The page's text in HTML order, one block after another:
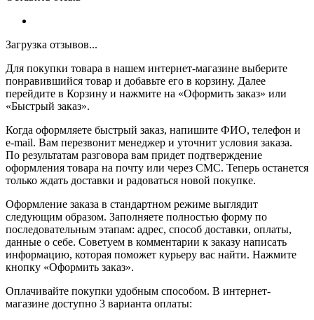
Загрузка отзывов...
Для покупки товара в нашем интернет-магазине выберите
понравившийся товар и добавьте его в корзину. Далее
перейдите в Корзину и нажмите на «Оформить заказ» или
«Быстрый заказ».
Когда оформляете быстрый заказ, напишите ФИО, телефон и
e-mail. Вам перезвонит менеджер и уточнит условия заказа.
По результатам разговора вам придет подтверждение
оформления товара на почту или через СМС. Теперь останется
только ждать доставки и радоваться новой покупке.
Оформление заказа в стандартном режиме выглядит
следующим образом. Заполняете полностью форму по
последовательным этапам: адрес, способ доставки, оплаты,
данные о себе. Советуем в комментарии к заказу написать
информацию, которая поможет курьеру вас найти. Нажмите
кнопку «Оформить заказ».
Оплачивайте покупки удобным способом. В интернет-
магазине доступно 3 варианта оплаты: